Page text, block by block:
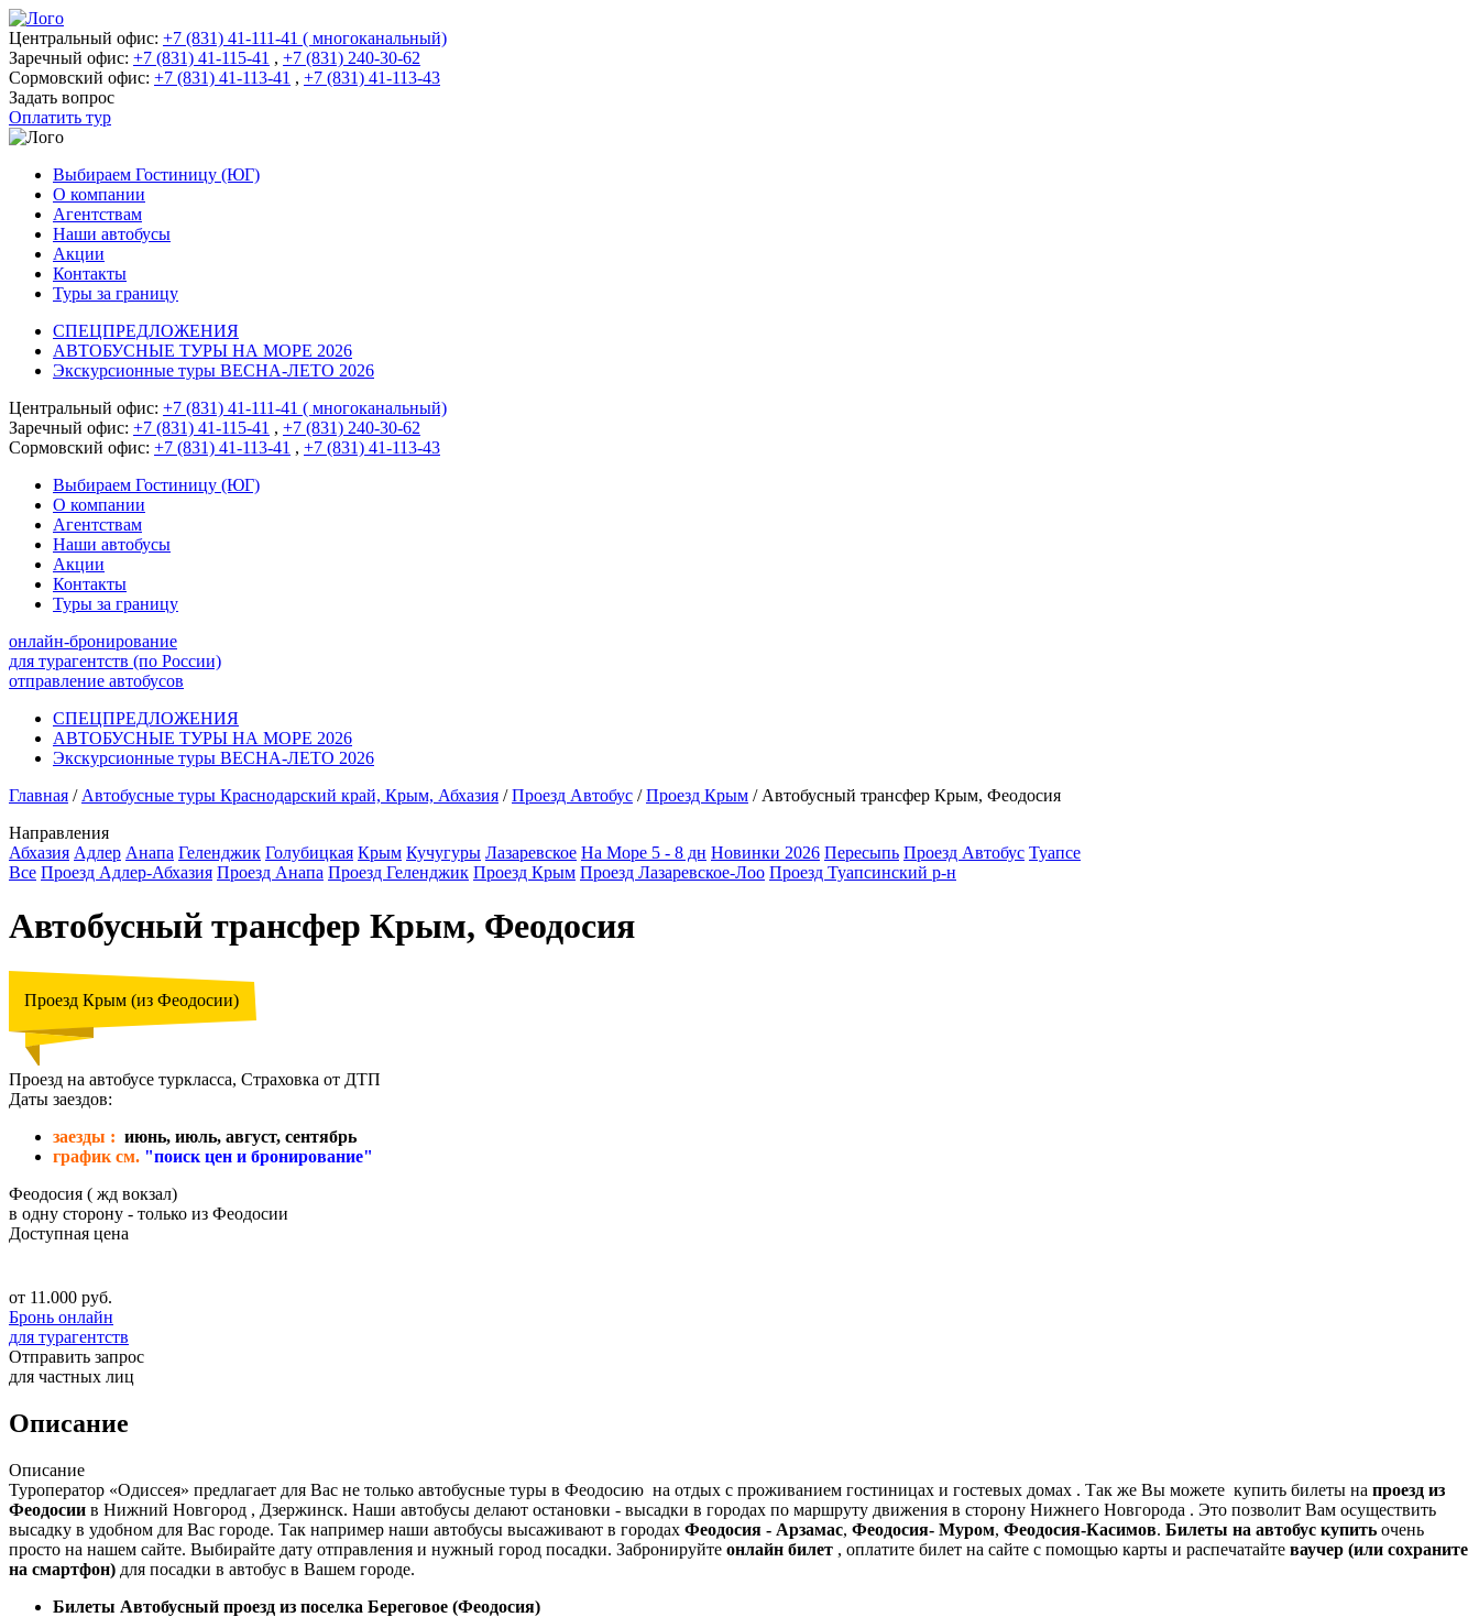
Центральный офис: +7 (831) 41-111-41 ( многоканальный)
Заречный офис: +7 (831) 41-115-41 , +7 (831) 240-30-62
Сормовский офис: +7 (831) 41-113-41 , +7 (831) 41-113-43
Задать вопрос
Оплатить тур
Выбираем Гостиницу (ЮГ)
О компании
Агентствам
Наши автобусы
Акции
Контакты
Туры за границу
СПЕЦПРЕДЛОЖЕНИЯ
АВТОБУСНЫЕ ТУРЫ НА МОРЕ 2026
Экскурсионные туры ВЕСНА-ЛЕТО 2026
Центральный офис: +7 (831) 41-111-41 ( многоканальный)
Заречный офис: +7 (831) 41-115-41 , +7 (831) 240-30-62
Сормовский офис: +7 (831) 41-113-41 , +7 (831) 41-113-43
Выбираем Гостиницу (ЮГ)
О компании
Агентствам
Наши автобусы
Акции
Контакты
Туры за границу
онлайн-бронирование
для турагентств (по России)
отправление автобусов
СПЕЦПРЕДЛОЖЕНИЯ
АВТОБУСНЫЕ ТУРЫ НА МОРЕ 2026
Экскурсионные туры ВЕСНА-ЛЕТО 2026
Главная / Автобусные туры Краснодарский край, Крым, Абхазия /Проезд Автобус /Проезд Крым / Автобусный трансфер Крым, Феодосия
Направления
Абхазия Адлер Анапа Геленджик Голубицкая Крым Кучугуры Лазаревское На Море 5 - 8 дн Новинки 2026 Пересыпь Проезд Автобус Туапсе
Все Проезд Адлер-Абхазия Проезд Анапа Проезд Геленджик Проезд Крым Проезд Лазаревское-Лоо Проезд Туапсинский р-н
Автобусный трансфер Крым, Феодосия
Проезд Крым (из Феодосии)
Проезд на автобусе туркласса, Страховка от ДТП
Даты заездов:
заезды : июнь, июль, август, сентябрь
график см. "поиск цен и бронирование"
Феодосия ( жд вокзал)
в одну сторону - только из Феодосии
Доступная цена
от 11.000 руб.
Бронь онлайн
для турагентств
Отправить запрос
для частных лиц
Описание
Описание
Туроператор «Одиссея» предлагает для Вас не только автобусные туры в Феодосию на отдых с проживанием гостиницах и гостевых домах . Так же Вы можете купить билеты на проезд из
Феодосии в Нижний Новгород , Дзержинск. Наши автобусы делают остановки - высадки в городах по маршруту движения в сторону Нижнего Новгорода . Это позволит Вам осуществить
высадку в удобном для Вас городе. Так например наши автобусы высаживают в городах Феодосия - Арзамас, Феодосия- Муром, Феодосия-Касимов. Билеты на автобус купить очень
просто на нашем сайте. Выбирайте дату отправления и нужный город посадки. Забронируйте онлайн билет , оплатите билет на сайте с помощью карты и распечатайте ваучер (или сохраните
на смартфон) для посадки в автобус в Вашем городе.
Билеты Автобусный проезд из поселка Береговое (Феодосия)